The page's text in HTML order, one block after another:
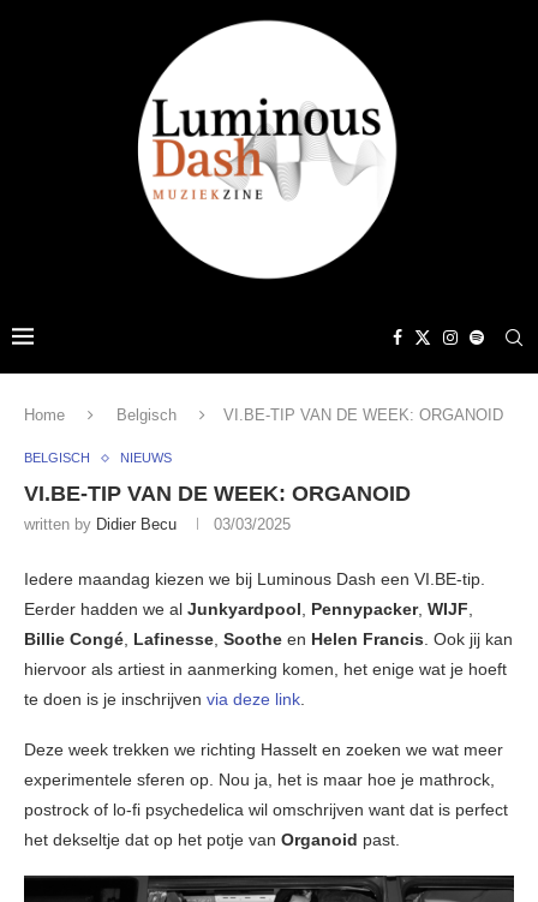
Home Belgisch VI.BE-TIP VAN DE WEEK: ORGANOID
BELGISCH NIEUWS
VI.BE-TIP VAN DE WEEK: ORGANOID
written by Didier Becu 03/03/2025
Iedere maandag kiezen we bij Luminous Dash een VI.BE-tip.
Eerder hadden we al Junkyardpool, Pennypacker, WIJF,
Billie Congé, Lafinesse, Soothe en Helen Francis. Ook jij kan
hiervoor als artiest in aanmerking komen, het enige wat je hoeft
te doen is je inschrijven via deze link.
Deze week trekken we richting Hasselt en zoeken we wat meer
experimentele sferen op. Nou ja, het is maar hoe je mathrock,
postrock of lo-fi psychedelica wil omschrijven want dat is perfect
het dekseltje dat op het potje van Organoid past.